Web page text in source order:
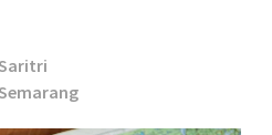
Semarang